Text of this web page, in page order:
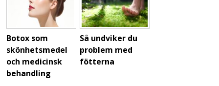
Botox som
skönhetsmedel
och medicinsk
behandling
Så undviker du
problem med
fötterna